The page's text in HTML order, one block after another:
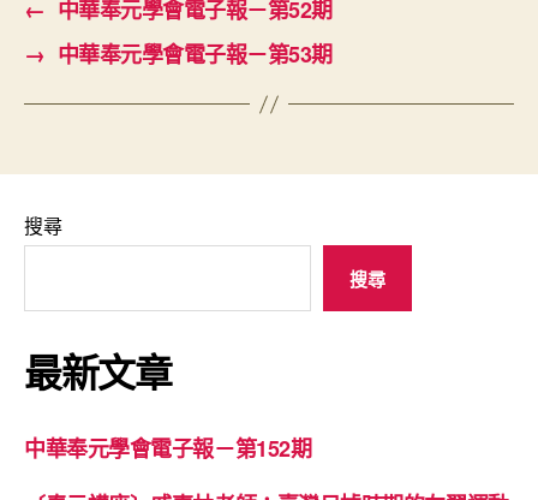
← 中華奉元學會電子報－第52期
→ 中華奉元學會電子報－第53期
搜尋
搜尋
最新文章
中華奉元學會電子報－第152期